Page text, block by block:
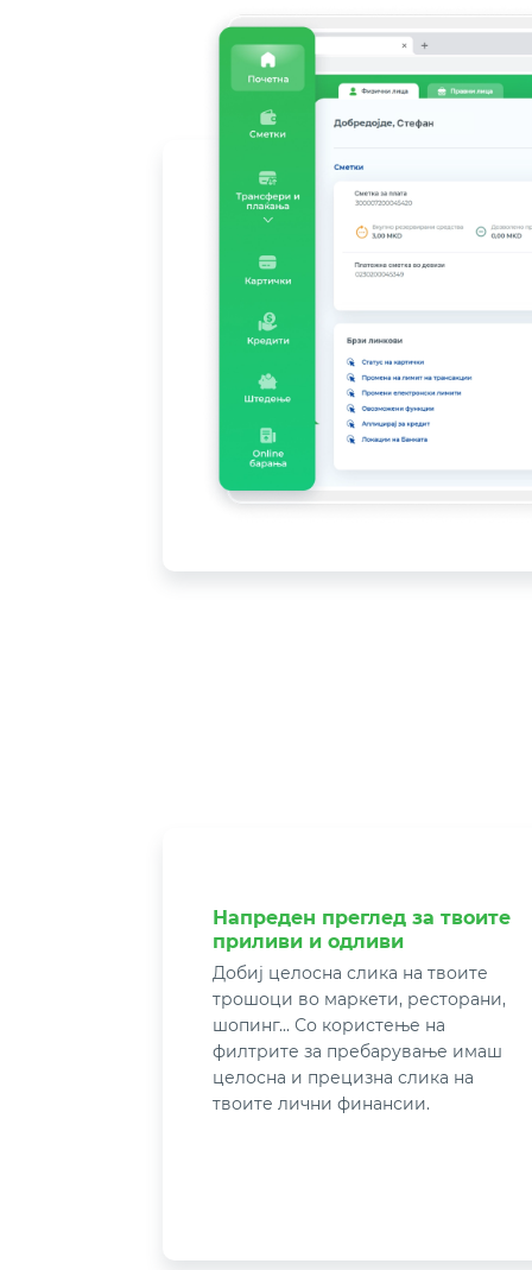
Напреден преглед за твоите
приливи и одливи
Добиј целосна слика на твоите
трошоци во маркети, ресторани,
шопинг... Со користење на
филтрите за пребарување имаш
целосна и прецизна слика на
твоите лични финансии.